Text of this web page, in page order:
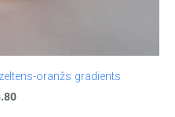
oranžs gradients